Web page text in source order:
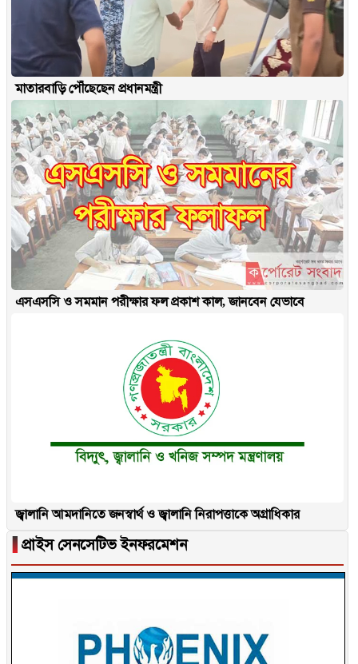
মাতারবাড়ি পৌঁছেছেন প্রধানমন্ত্রী
এসএসসি ও সমমান পরীক্ষার ফল প্রকাশ কাল, জানবেন যেভাবে
জ্বালানি আমদানিতে জনস্বার্থ ও জ্বালানি নিরাপত্তাকে অগ্রাধিকার
▐ প্রাইস সেনসেটিভ ইনফরমেশন